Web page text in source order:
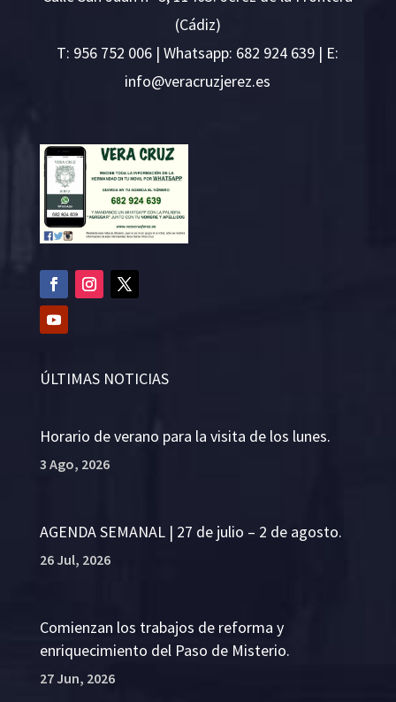
(Cádiz)
T: 956 752 006 | Whatsapp: 682 924 639 | E:
se.ze
rejzu
rcare
v@ofn
i
ÚLTIMAS NOTICIAS
Horario de verano para la visita de los lunes.
3 Ago, 2026
AGENDA SEMANAL | 27 de julio – 2 de agosto.
26 Jul, 2026
Comienzan los trabajos de reforma y
enriquecimiento del Paso de Misterio.
27 Jun, 2026